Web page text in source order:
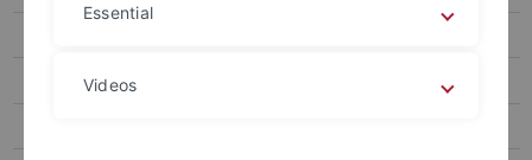
Programm
Essential
Videos